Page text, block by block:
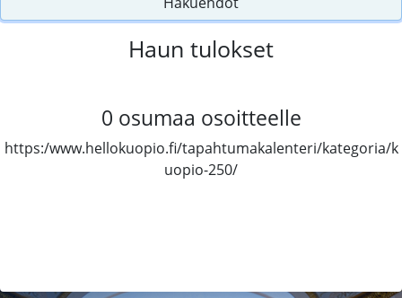
Haun tulokset
0 osumaa osoitteelle
https:/www.hellokuopio.fi/tapahtumakalenteri/kategoria/k
uopio-250/